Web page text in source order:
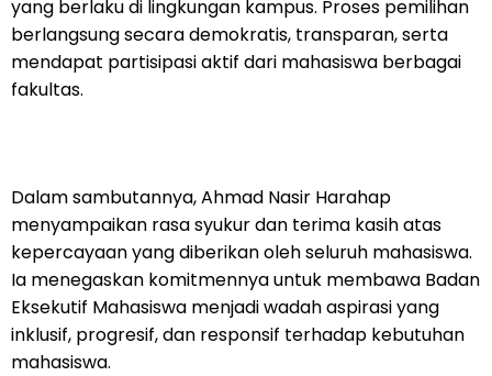
yang berlaku di lingkungan kampus. Proses pemilihan
berlangsung secara demokratis, transparan, serta
mendapat partisipasi aktif dari mahasiswa berbagai
fakultas.
Dalam sambutannya, Ahmad Nasir Harahap
menyampaikan rasa syukur dan terima kasih atas
kepercayaan yang diberikan oleh seluruh mahasiswa.
Ia menegaskan komitmennya untuk membawa Badan
Eksekutif Mahasiswa menjadi wadah aspirasi yang
inklusif, progresif, dan responsif terhadap kebutuhan
mahasiswa.